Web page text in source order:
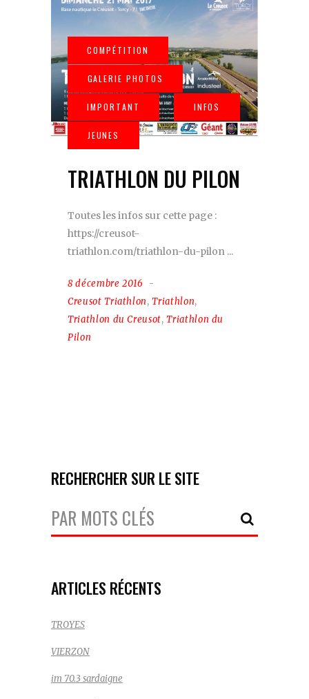
TRIATHLON DU PILON
Toutes les infos sur cette page :
https://creusot-
triathlon.com/triathlon-du-pilon
8 décembre 2016
Creusot Triathlon,Triathlon,
Triathlon du Creusot,Triathlon du
Pilon
RECHERCHER SUR LE SITE
Votre
Recherche:
ARTICLES RÉCENTS
TROYES
VIERZON
im 70.3 sardaigne